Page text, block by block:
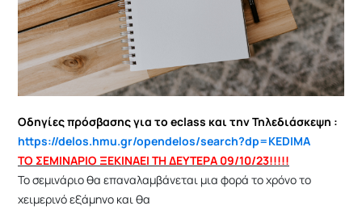
Οδηγίες πρόσβασης για το eclass και την Τηλεδιάσκεψη :
https://delos.hmu.gr/opendelos/search?dp=KEDIMA
ΤΟ ΣΕΜΙΝΑΡΙΟ ΞΕΚΙΝΑΕΙ ΤΗ ΔΕΥΤΕΡΑ 09/10/23!!!!!
Το σεμινάριο θα επαναλαμβάνεται μια φορά το χρόνο το
χειμερινό εξάμηνο και θα